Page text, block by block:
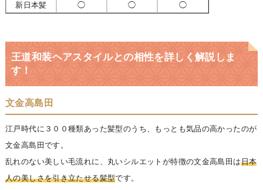
新日本髪
◯ ◯ ◯
王道和装ヘアスタイルとの相性を詳しく解説しま
す！
文金高島田
江戸時代に３００種類あった髪型のうち、もっとも気品の高かったのが
文金高島田です。
乱れのない美しい毛流れに、丸いシルエットが特徴の文金高島田は日本
人の美しさを引き立たせる髪型です。